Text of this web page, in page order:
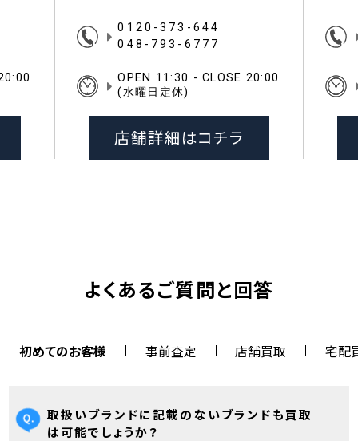
0120-373-644
048-793-6777
OPEN 11:30 - CLOSE 20:00
(水曜日定休)
店舗詳細はコチラ
よくあるご質問と回答
初めてのお客様 事前査定 店舗買取 宅配
取扱いブランドに記載のないブランドも買取
は可能でしょうか？